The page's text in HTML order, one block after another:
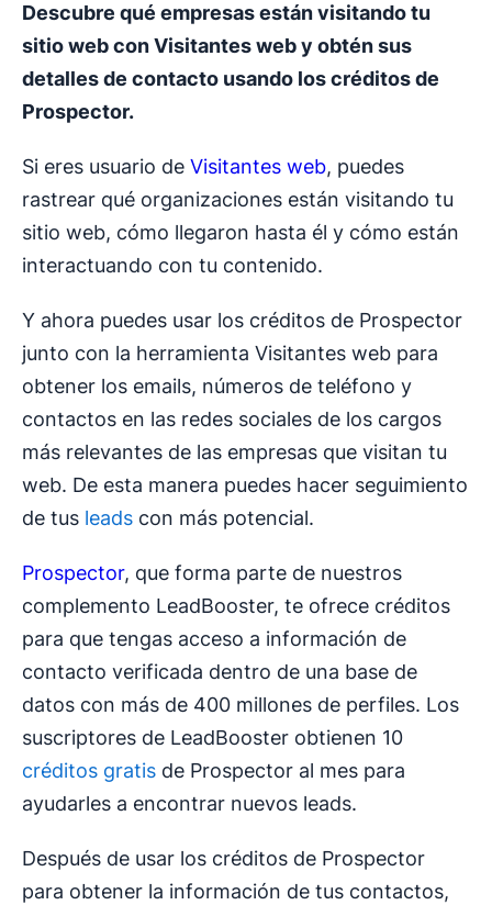
Descubre qué empresas están visitando tu
sitio web con Visitantes web y obtén sus
detalles de contacto usando los créditos de
Prospector.
Si eres usuario de Visitantes web, puedes
rastrear qué organizaciones están visitando tu
sitio web, cómo llegaron hasta él y cómo están
interactuando con tu contenido.
Y ahora puedes usar los créditos de Prospector
junto con la herramienta Visitantes web para
obtener los emails, números de teléfono y
contactos en las redes sociales de los cargos
más relevantes de las empresas que visitan tu
web. De esta manera puedes hacer seguimiento
de tus leads con más potencial.
Prospector, que forma parte de nuestros
complemento LeadBooster, te ofrece créditos
para que tengas acceso a información de
contacto verificada dentro de una base de
datos con más de 400 millones de perfiles. Los
suscriptores de LeadBooster obtienen 10
créditos gratis de Prospector al mes para
ayudarles a encontrar nuevos leads.
Después de usar los créditos de Prospector
para obtener la información de tus contactos,